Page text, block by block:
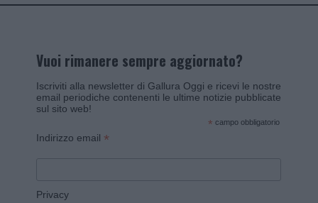
Vuoi rimanere sempre aggiornato?
Iscriviti alla newsletter di Gallura Oggi e ricevi le nostre
email periodiche contenenti le ultime notizie pubblicate
sul sito web!
* campo obbligatorio
Indirizzo email *
Privacy